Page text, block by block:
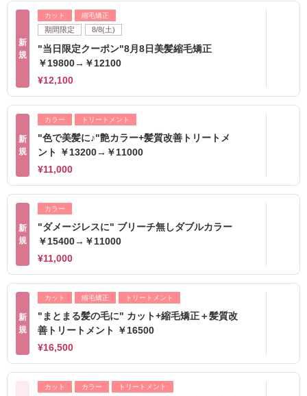
新
規
カット 縮毛矯正
期間限定 8/8(土)
"当日限定クーポン"8月8日美髪縮毛矯正
￥19800→￥12100
¥12,100
新
規
カラー トリートメント
"色で美髪に♪"艶カラー+髪質改善トリートメ
ント ￥13200→￥11000
¥11,000
新
規
カラー
"ダメージレスに" ブリーチ無しダブルカラー
￥15400→￥11000
¥11,000
新
規
カット 縮毛矯正 トリートメント
"まとまる髪の毛に" カット+縮毛矯正＋髪質改
善トリートメント ￥16500
¥16,500
カット カラー トリートメント